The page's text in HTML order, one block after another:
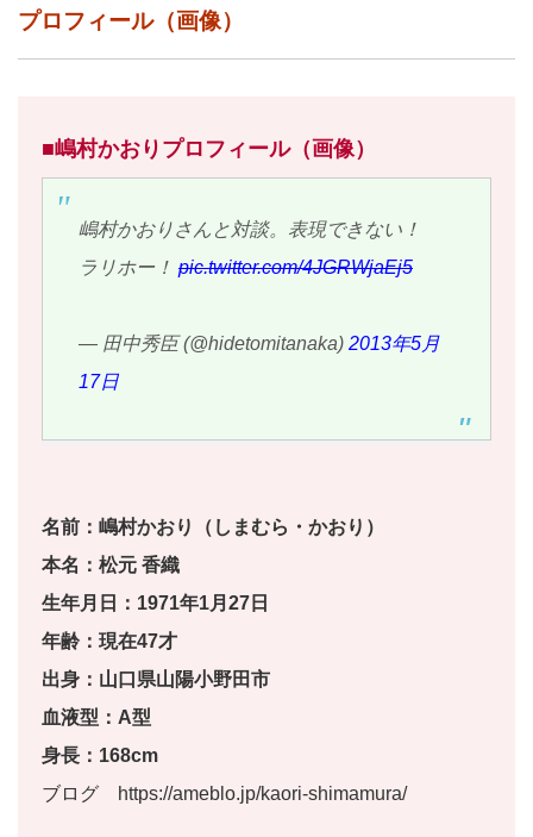
プロフィール（画像）
■嶋村かおりプロフィール（画像）
嶋村かおりさんと対談。表現できない！
ラリホー！ pic.twitter.com/4JGRWjaEj5
— 田中秀臣 (@hidetomitanaka) 2013年5月
17日
名前：嶋村かおり（しまむら・かおり）
本名：松元 香織
生年月日：1971年1月27日
年齢：現在47才
出身：山口県山陽小野田市
血液型：A型
身長：168cm
ブログ https://ameblo.jp/kaori-shimamura/